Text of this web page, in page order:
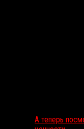
А теперь